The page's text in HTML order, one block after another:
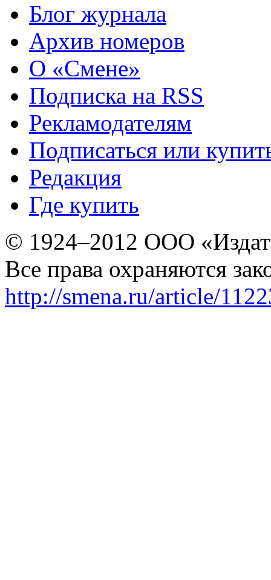
Блог журнала
Архив номеров
О «Смене»
Подписка на RSS
Рекламодателям
Подписаться или
Редакция
Где купить
© 1924–2012 ООО
Все права охраняются
http://smena.ru/article/